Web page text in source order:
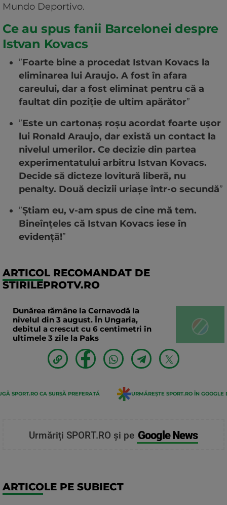
Mundo Deportivo.
Ce au spus fanii Barcelonei despre
Istvan Kovacs
”Foarte bine a procedat Istvan Kovacs la
eliminarea lui Araujo. A fost în afara
careului, dar a fost eliminat pentru că a
faultat din poziție de ultim apărător”
”Este un cartonaș roșu acordat foarte ușor
lui Ronald Araujo, dar există un contact la
nivelul umerilor. Ce decizie din partea
experimentatului arbitru Istvan Kovacs.
Decide să dicteze lovitură liberă, nu
penalty. Două decizii uriașe într-o secundă”
”Știam eu, v-am spus de cine mă tem.
Bineînțeles că Istvan Kovacs iese în
evidență!”
ARTICOL RECOMANDAT DE
STIRILEPROTV.RO
Dunărea rămâne la Cernavodă la
nivelul din 3 august. În Ungaria,
debitul a crescut cu 6 centimetri în
ultimele 3 zile la Paks
SPORT.RO CA SURSĂ PREFERATĂ URMĂREȘTE SPORT.RO ÎN GOOGLE
Urmăriți SPORT.RO și pe Google News
ARTICOLE PE SUBIECT